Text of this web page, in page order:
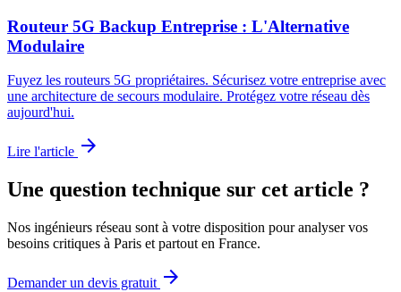
Routeur 5G Backup Entreprise : L'Alternative
Modulaire
Fuyez les routeurs 5G propriétaires. Sécurisez votre entreprise avec
une architecture de secours modulaire. Protégez votre réseau dès
aujourd'hui.
Lire l'article arrow_forward
Une question technique sur cet article ?
Nos ingénieurs réseau sont à votre disposition pour analyser vos
besoins critiques à Paris et partout en France.
Demander un devis gratuit arrow_forward